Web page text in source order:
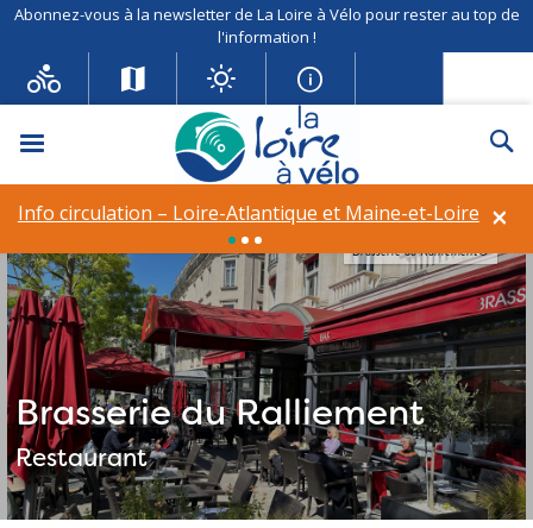
Abonnez-vous à la newsletter de La Loire à Vélo pour rester au top de
l'information !
Menu
×
Info circulation – Loire-Atlantique et Maine-et-Loire
Brasserie du Ralliement
Restaurant
Brasserie du Ralliement©